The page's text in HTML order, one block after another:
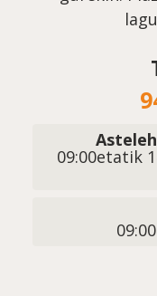
09:00etatik